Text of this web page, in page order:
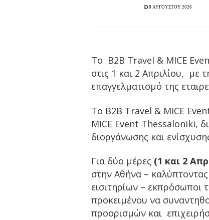
8 ΑΥΓΟΥΣΤΟΥ 2026
Το B2B Travel & MICE
στις 1 και 2 Απριλίου, με
επαγγελματισμό της
Το Β2Β Travel & MICE
MICE Event Thessaloniki,
διοργάνωσης και
Για δύο μέρες (1 και 2
στην Αθήνα –
εισιτηρίων – εκπρόσωποι
προκειμένου να
προορισμών και